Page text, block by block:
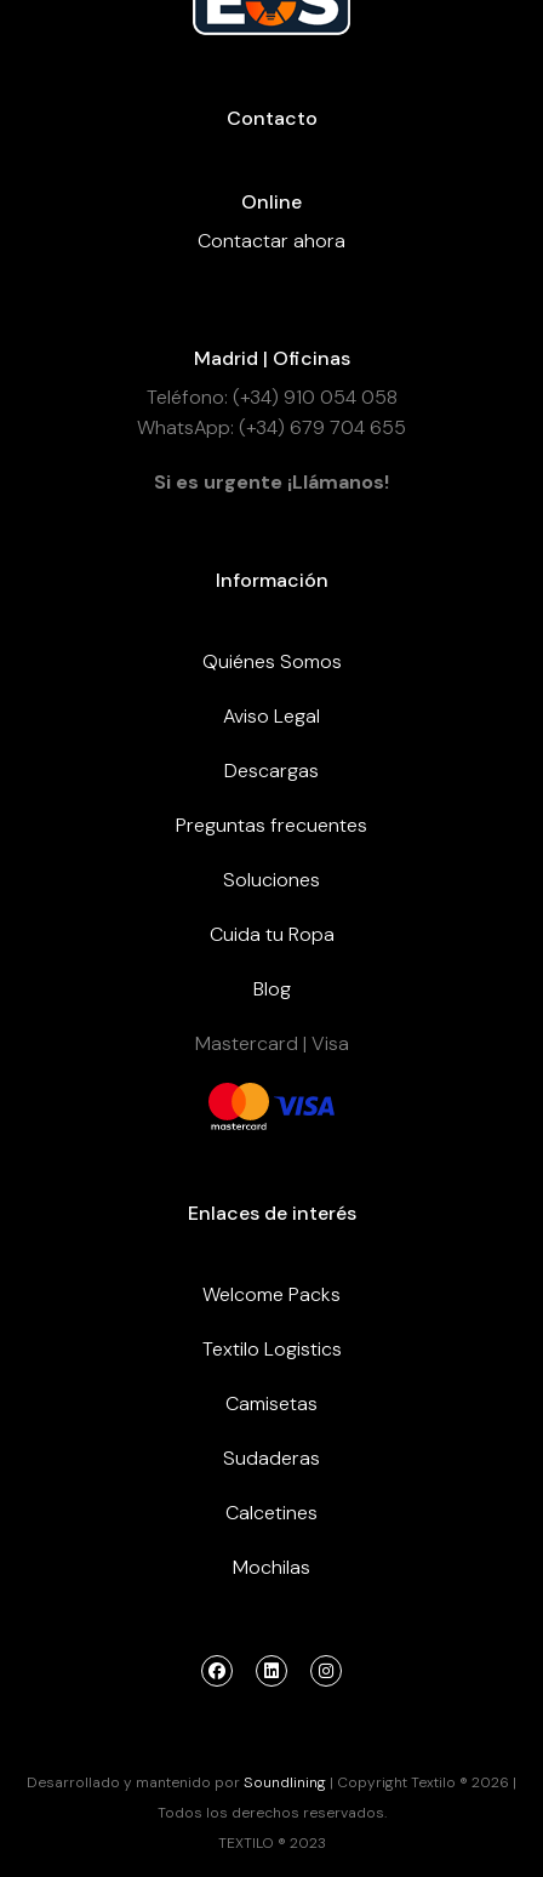
Contacto
Online
Contactar ahora
Madrid | Oficinas
Teléfono: (+34) 910 054 058
WhatsApp: (+34) 679 704 655
Si es urgente ¡Llámanos!
Información
Quiénes Somos
Aviso Legal
Descargas
Preguntas frecuentes
Soluciones
Cuida tu Ropa
Blog
Mastercard | Visa
Enlaces de interés
Welcome Packs
Textilo Logistics
Camisetas
Sudaderas
Calcetines
Mochilas
Desarrollado y mantenido porSoundlining | Copyright Textilo ® 2026 |
Todos los derechos reservados.
TEXTILO ® 2023